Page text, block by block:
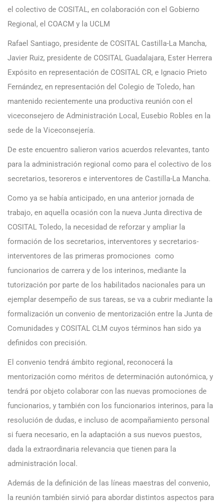
el colectivo de COSITAL, en colaboración con el Gobierno
Regional, el COACM y la UCLM
Rafael Santiago, presidente de COSITAL Castilla-La Mancha,
Javier Ruiz, presidente de COSITAL Guadalajara, Ester Herrera
Expósito en representación de COSITAL CR, e Ignacio Prieto
Fernández, en representación del Colegio de Toledo, han
mantenido recientemente una productiva reunión con el
viceconsejero de Administración Local, Eusebio Robles en la
sede de la Viceconsejería.
De este encuentro salieron varios acuerdos relevantes, tanto
para la administración regional como para el colectivo de los
secretarios, tesoreros e interventores de Castilla-La Mancha.
Como ya se había anticipado, en una anterior jornada de
trabajo, en aquella ocasión con la nueva Junta directiva de
COSITAL Toledo, la necesidad de reforzar y ampliar la
formación de los secretarios, interventores y secretarios-
interventores de las primeras promociones como
funcionarios de carrera y de los interinos, mediante la
tutorización por parte de los habilitados nacionales para un
ejemplar desempeño de sus tareas, se va a cubrir mediante la
formalización un convenio de mentorización entre la Junta de
Comunidades y COSITAL CLM cuyos términos han sido ya
definidos con precisión.
El convenio tendrá ámbito regional, reconocerá la
mentorización como méritos de determinación autonómica, y
tendrá por objeto colaborar con las nuevas promociones de
funcionarios, y también con los funcionarios interinos, para la
resolución de dudas, e incluso de acompañamiento personal
si fuera necesario, en la adaptación a sus nuevos puestos,
dada la extraordinaria relevancia que tienen para la
administración local.
Además de la definición de las líneas maestras del convenio,
la reunión también sirvió para abordar distintos aspectos para